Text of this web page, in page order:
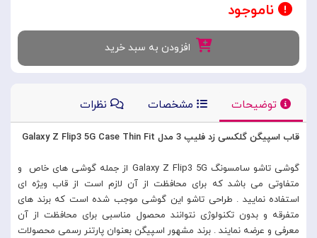
ناموجود
افزودن به سبد خرید
توضیحات مشخصات نظرات
قاب اسپیگن گلکسی زد فلیپ 3 مدل Galaxy Z Flip3 5G Case Thin Fit
گوشی تاشو سامسونگ Galaxy Z Flip3 5G از جمله گوشی های خاص و
متفاوتی می باشد که برای محافظت از آن لازم است از قاب ویژه ای
استفاده نمایید . طراحی تاشو این گوشی موجب شده است که برند های
متفرقه و بدون تکنولوژی نتوانند محصول مناسبی برای محافظت از آن
معرفی و عرضه نمایند . برند مشهور اسپیگن بعنوان پارتنر رسمی محصولات